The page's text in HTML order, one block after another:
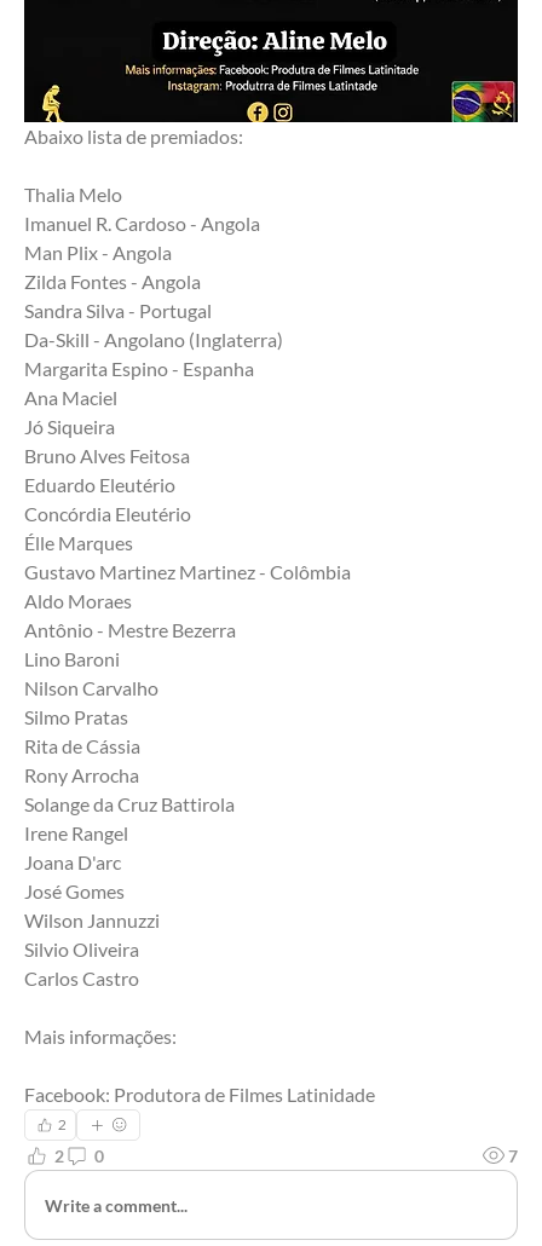
Abaixo lista de premiados:
Thalia Melo
Imanuel R. Cardoso - Angola
Man Plix - Angola
Zilda Fontes - Angola
Sandra Silva - Portugal
Da-Skill - Angolano (Inglaterra)
Margarita Espino - Espanha
Ana Maciel
Jó Siqueira
Bruno Alves Feitosa
Eduardo Eleutério
Concórdia Eleutério
Élle Marques
Gustavo Martinez Martinez - Colômbia
Aldo Moraes
Antônio - Mestre Bezerra
Lino Baroni
Nilson Carvalho
Silmo Pratas
Rita de Cássia
Rony Arrocha
Solange da Cruz Battirola
Irene Rangel
Joana D'arc
José Gomes
Wilson Jannuzzi
Silvio Oliveira
Carlos Castro
Mais informações:
Facebook: Produtora de Filmes Latinidade
2
2 0 7
Write a comment...